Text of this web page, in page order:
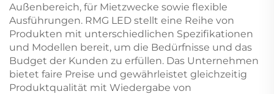
Außenbereich, für Mietzwecke sowie flexible
Ausführungen. RMG LED stellt eine Reihe von
Produkten mit unterschiedlichen Spezifikationen
und Modellen bereit, um die Bedürfnisse und das
Budget der Kunden zu erfüllen. Das Unternehmen
bietet faire Preise und gewährleistet gleichzeitig
Produktqualität mit Wiedergabe von